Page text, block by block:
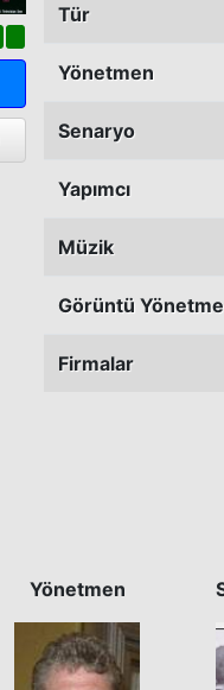
Tür
Yönetmen
Senaryo
Yapımcı
Müzik
Görüntü
Firmalar
Yönetmen